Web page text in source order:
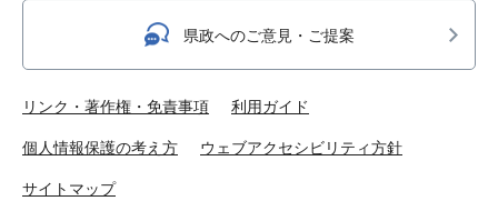
県政へのご意見・ご提案
リンク・著作権・免責事項 利用ガイド
個人情報保護の考え方 ウェブアクセシビリティ方針
サイトマップ